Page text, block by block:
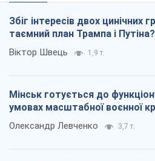
Збіг інтересів двох цинічних
таємний план Трампа і Путіна?
Віктор Швець 1,9 т.
Мінськ готується до
умовах масштабної воєнної
Олександр Левченко 3,7 т.